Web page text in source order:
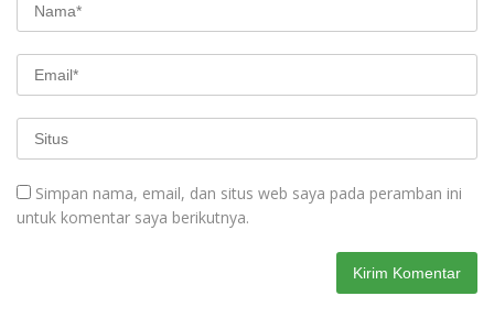
Simpan nama, email, dan situs web saya pada peramban ini
untuk komentar saya berikutnya.